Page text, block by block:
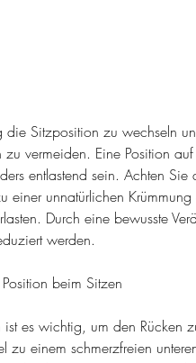
zu vermeiden. Eine Position
entlastend sein. Achten
einer unnatürlichen
Durch eine bewusste
werden.
beim Sitzen
ist es wichtig, um den Rücken
zu einem schmerzfreien